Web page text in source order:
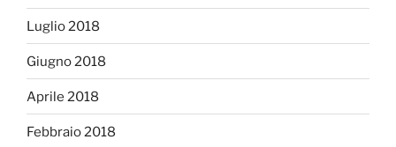
Luglio 2018
Giugno 2018
Aprile 2018
Febbraio 2018